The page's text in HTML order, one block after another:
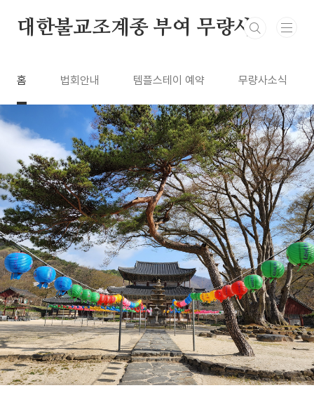
대한불교조계종 부여 무량사
홈 법회안내 템플스테이 예약 무량사소식